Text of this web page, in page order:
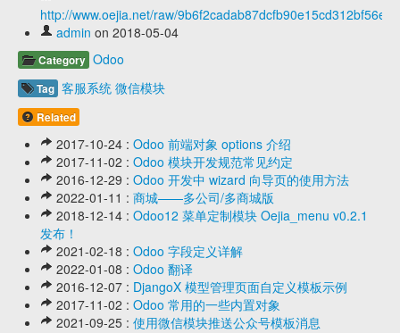
http://www.oejia.net/raw/9b6f2cadab87dcfb90e15cd312bf56e5
admin on 2018-05-04
Category Odoo
Tag 客服系统 微信模块
Related
2017-10-24 : Odoo 前端对象 options 介绍
2017-11-02 : Odoo 模块开发规范常见约定
2016-12-29 : Odoo 开发中 wizard 向导页的使用方法
2022-01-11 : 商城——多公司/多商城版
2018-12-14 : Odoo12 菜单定制模块 Oejia_menu v0.2.1
发布！
2021-02-18 : Odoo 字段定义详解
2022-01-08 : Odoo 翻译
2016-12-07 : DjangoX 模型管理页面自定义模板示例
2017-11-02 : Odoo 常用的一些内置对象
2021-09-25 : 使用微信模块推送公众号模板消息